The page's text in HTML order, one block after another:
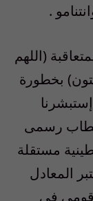
.
(اللهم
بخطورة
رسمى
مستقلة
هدا يعتبر المعادل
قومى فى